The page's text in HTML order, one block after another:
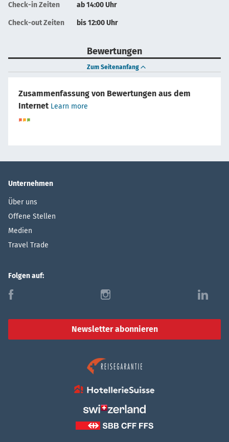
Check-in Zeiten ab 14:00 Uhr
Check-out Zeiten bis 12:00 Uhr
Bewertungen
Zum Seitenanfang
Zusammenfassung von Bewertungen aus dem
Internet Learn more
Unternehmen
Über uns
Offene Stellen
Medien
Travel Trade
Folgen auf:
f i l
Newsletter abonnieren